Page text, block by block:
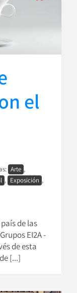
el
Arte ,
, Exposición ,
de las
EI2A -
de esta
[...]